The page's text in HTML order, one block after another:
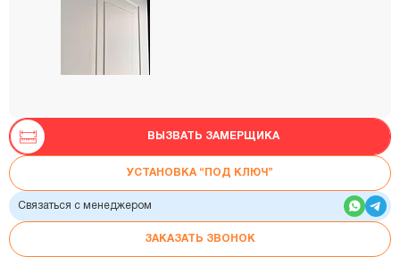
ВЫЗВАТЬ ЗАМЕРЩИКА
УСТАНОВКА “ПОД КЛЮЧ”
Связаться с менеджером
ЗАКАЗАТЬ ЗВОНОК